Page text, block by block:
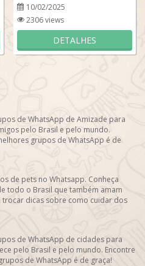
10/02/2025
2306 views
DETALHES
de WhatsApp de Amizade para
pelo Brasil e pelo mundo.
grupos de WhatsApp é de
de pets no Whatsapp. Conheça
todo o Brasil que também amam
trocar dicas sobre como cuidar dos
de WhatsApp de cidades para
pelo Brasil e pelo mundo. Encontre
de WhatsApp é de graça!